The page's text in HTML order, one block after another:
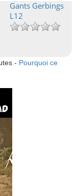
Gants Gerbings
L12
- Pourquoi ce